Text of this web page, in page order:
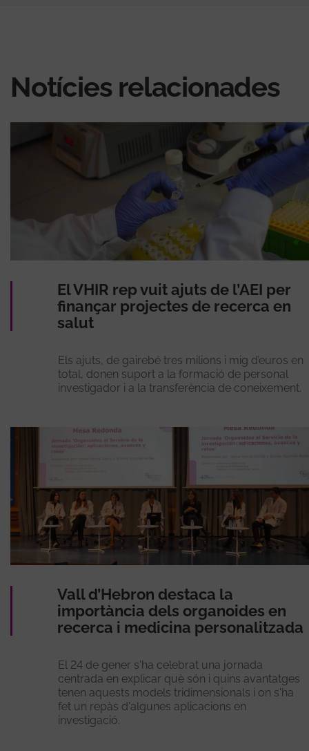
Notícies relacionades
El VHIR rep vuit ajuts de l’AEI per
finançar projectes de recerca en
salut
Els ajuts, de gairebé tres milions i mig d’euros en
total, donen suport a la formació de personal
investigador i a la transferència de coneixement.
Vall d’Hebron destaca la
importància dels organoides en
recerca i medicina personalitzada
El 24 de gener s'ha celebrat una jornada
centrada en explicar què són i quins avantatges
tenen aquests models tridimensionals i on s'ha
fet un repàs d'algunes aplicacions en
investigació.